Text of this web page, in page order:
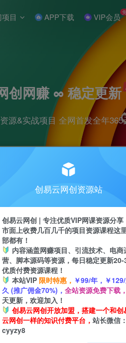
目 APP下载 VIP会员
创网赚 ∞ 稳定更新
源&实战项目 全网首发全年365
引流 短视频 剪辑
VIP推广
70%分佣
会员专属推广链接
招募
，教你做垂直账号，陪
创易云网创资源站
创易云网创 | 专注优质VIP网课资源分享
市面上收费几百几千的项目资源课程这
部都有！
内容涵盖网赚项目、引流技术、电商
营、脚本源码等资源，每日稳定更新20-
优质付费资源课程！
本站VIP 限时特惠， ￥99/年，￥
久 (推广佣金70%)， 全站资源免费下载，
天更新，欢迎加入！
创易云网创开放加盟，搭建一个和创
云网创一样的知识付费平台， 站长微信：
cyyzy8